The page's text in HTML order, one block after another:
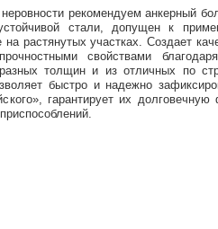
рекомендуем анкерный
устойчивой стали, допущен к
растянутых участках. Создает
свойствами
толщин и из отличных по
быстро и надежно
гарантирует их